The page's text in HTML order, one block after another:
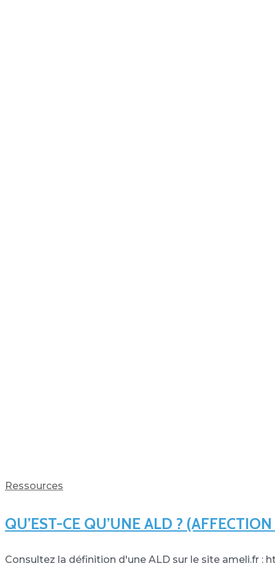
Ressources
QU’EST-CE QU’UNE ALD ?
Consultez la définition d'une ALD sur le site ameli.fr